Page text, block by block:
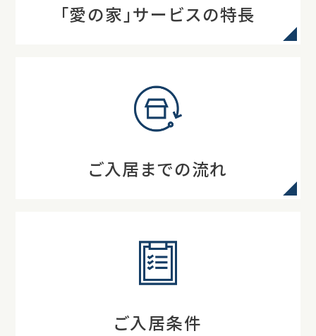
「愛の家」サービスの特長
ご入居までの流れ
ご入居条件